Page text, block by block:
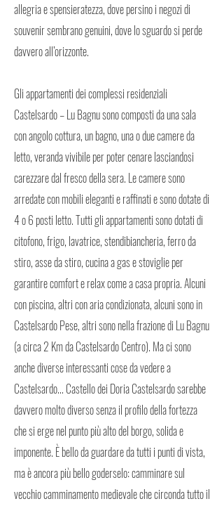
allegria e spensieratezza, dove persino i negozi di
souvenir sembrano genuini, dove lo sguardo si perde
davvero all’orizzonte.
Gli appartamenti dei complessi residenziali
Castelsardo – Lu Bagnu sono composti da una sala
con angolo cottura, un bagno, una o due camere da
letto, veranda vivibile per poter cenare lasciandosi
carezzare dal fresco della sera. Le camere sono
arredate con mobili eleganti e raffinati e sono dotate di
4 o 6 posti letto. Tutti gli appartamenti sono dotati di
citofono, frigo, lavatrice, stendibiancheria, ferro da
stiro, asse da stiro, cucina a gas e stoviglie per
garantire comfort e relax come a casa propria. Alcuni
con piscina, altri con aria condizionata, alcuni sono in
Castelsardo Pese, altri sono nella frazione di Lu Bagnu
(a circa 2 Km da Castelsardo Centro). Ma ci sono
anche diverse interessanti cose da vedere a
Castelsardo... Castello dei Doria Castelsardo sarebbe
davvero molto diverso senza il profilo della fortezza
che si erge nel punto più alto del borgo, solida e
imponente. È bello da guardare da tutti i punti di vista,
ma è ancora più bello goderselo: camminare sul
vecchio camminamento medievale che circonda tutto il